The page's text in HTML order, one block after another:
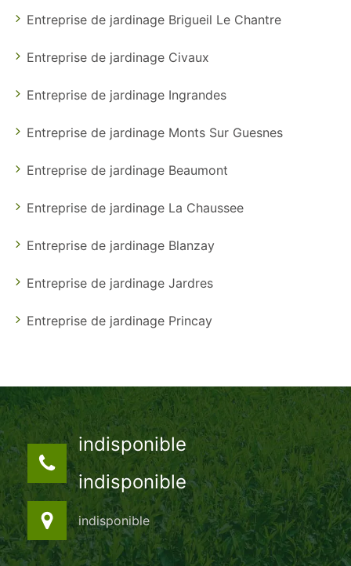
Entreprise de jardinage Brigueil Le Chantre
Entreprise de jardinage Civaux
Entreprise de jardinage Ingrandes
Entreprise de jardinage Monts Sur Guesnes
Entreprise de jardinage Beaumont
Entreprise de jardinage La Chaussee
Entreprise de jardinage Blanzay
Entreprise de jardinage Jardres
Entreprise de jardinage Princay
indisponible
indisponible
indisponible